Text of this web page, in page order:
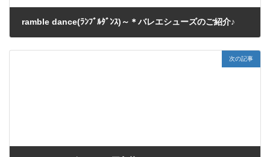
ramble dance(ﾗﾝﾌﾞﾙﾀﾞﾝｽ)～＊バレエシューズのご紹介♪
次の記事